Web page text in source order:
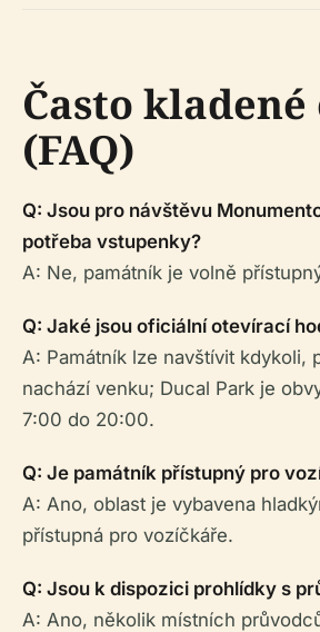
Často
(FAQ)
Q: Jsou pro návštěvu
potřeba vstupenky?
A: Ne, památník je volně
Q: Jaké jsou oficiální otevírací
A: Památník lze navštívit kdykoli,
nachází venku; Ducal Park je
7:00 do 20:00.
Q: Je památník přístupný pro
A: Ano, oblast je vybavena
přístupná pro vozíčkáře.
Q: Jsou k dispozici prohlídky s
A: Ano, několik místních